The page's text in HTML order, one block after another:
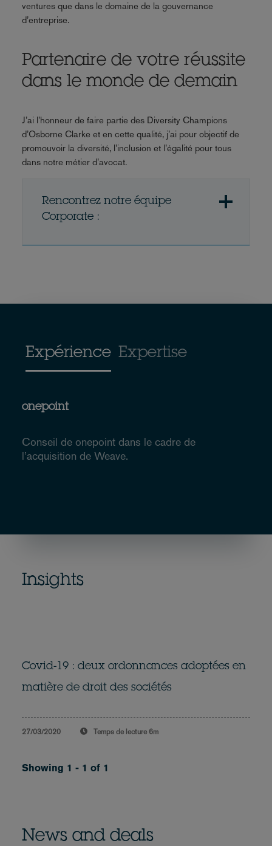
ventures que dans le domaine de la gouvernance
d’entreprise.
Partenaire de votre réussite
dans le monde de demain
J’ai l’honneur de faire partie des Diversity Champions
d’Osborne Clarke et en cette qualité, j’ai pour objectif de
promouvoir la diversité, l’inclusion et l’égalité pour tous
dans notre métier d’avocat.
Rencontrez notre équipe
Corporate :
Expérience Expertise
onepoint
Conseil de onepoint dans le cadre de
l’acquisition de Weave.
Insights
Covid-19 : deux ordonnances adoptées en
matière de droit des sociétés
27/03/2020 Temps de lecture 6m
Showing 1 - 1 of 1
News and deals